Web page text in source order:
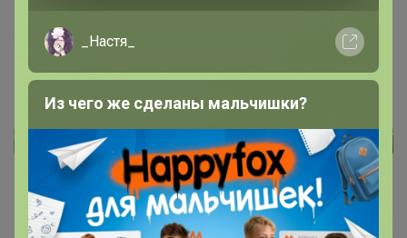
Халаты для всей семьи! Бесшовное
Стоп 09 августа
Реклама
Как здесь все устроено?
_Настя_
Из чего же сделаны мальчишки?